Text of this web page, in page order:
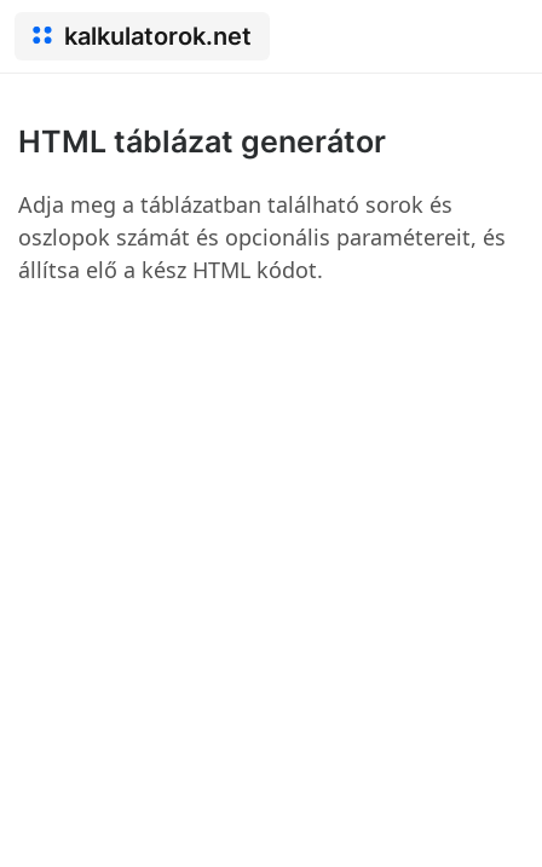
kalkulatorok.net
HTML táblázat generátor
Adja meg a táblázatban található sorok és
oszlopok számát és opcionális paramétereit, és
állítsa elő a kész HTML kódot.